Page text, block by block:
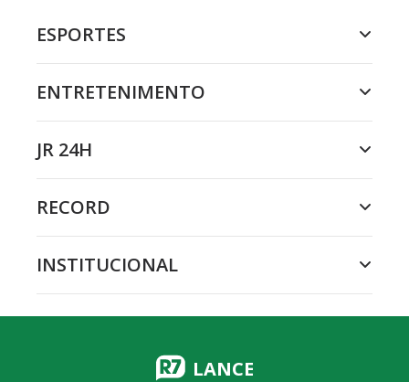
ESPORTES
ENTRETENIMENTO
JR 24H
RECORD
INSTITUCIONAL
LANCE